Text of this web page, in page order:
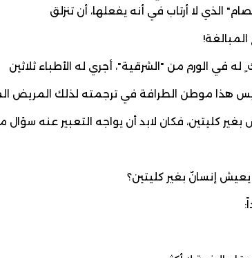
الذي لا أرتاب في أنه يفعلها، أن تنزلق
في الورم من "الشرقية"، أجري له الأطباء ثلاثين
هذا موطن الطرافة في ترجمته لذلك المريض
بغير كليتين، فكان لابد أن يواجه التعبير عنه سؤال
إنسانٌ بغير كليتين؟